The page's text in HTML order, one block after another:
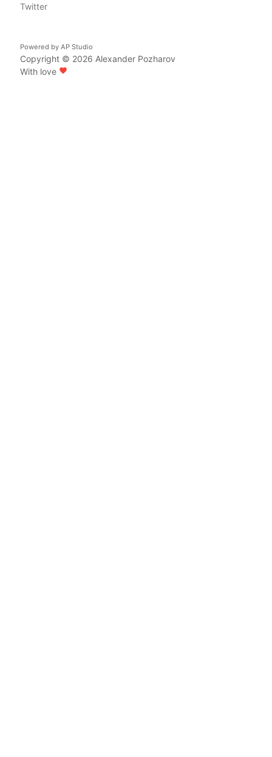
Twitter
Powered by AP Studio
Copyright © 2026 Alexander Pozharov
With love favorite